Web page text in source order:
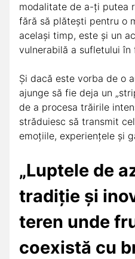
modalitate de a-ți putea
fără să plătești pentru o
același timp, este și un
vulnerabilă a sufletului în
Și dacă este vorba de o
ajunge să fie deja un
de a procesa trăirile
străduiesc să transmit
emoțiile, experiențele și
„Luptele de
tradiție și
teren unde
coexistă cu